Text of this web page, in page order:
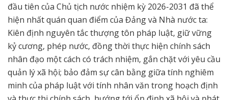
đầu tiên của Chủ tịch nước nhiệm kỳ 2026-2031 đã thể
hiện nhất quán quan điểm của Đảng và Nhà nước ta:
Kiên định nguyên tắc thượng tôn pháp luật, giữ vững
kỷ cương, phép nước, đồng thời thực hiện chính sách
nhân đạo một cách có trách nhiệm, gắn chặt với yêu cầu
quản lý xã hội; bảo đảm sự cân bằng giữa tính nghiêm
minh của pháp luật với tính nhân văn trong hoạch định